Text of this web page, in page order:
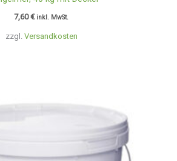
zzgl. Versandkosten
7,60€ inkl. MwSt.